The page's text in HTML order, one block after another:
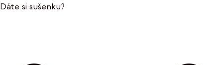
Dáte si sušenku?